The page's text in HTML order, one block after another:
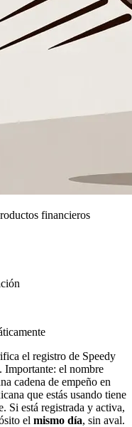
financieros
el registro de Speedy
. Importante: el nombre
cadena de empeño en
que estás usando tiene
Si está registrada y activa,
el mismo día, sin aval.